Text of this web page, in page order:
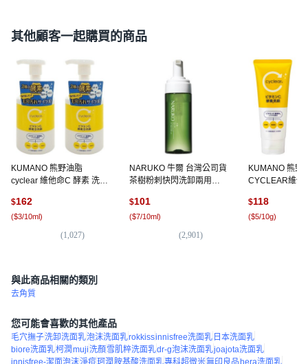
其他顧客一起購買的商品
KUMANO 熊野油脂
cyclear 維他命C 酵素 洗面
$162
($3/10ml)
(1,027)
NARUKO 牛爾 台灣公司貨
茶樹粉刺快閃洗卸兩用慕
$101
($7/10ml)
(2,901)
KUMANO 熊野
CYCLEAR維他
$118
($5/10g)
與此商品相關的類別
去角質
您可能會喜歡的其他產品
毛穴撫子洗卸洗面乳泡沫洗面乳rokkissinnisfree洗面乳 日本洗面乳
biore洗面乳柯潤muji洗顏雪肌粹洗面乳dr-g泡沫洗面乳joajota洗面乳
innisfree-潔面泡沫淨痘珂潤胺基酸洗面乳專科超微米無印良品 hera洗面乳